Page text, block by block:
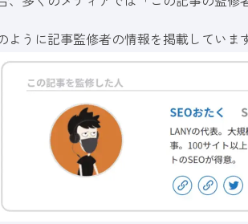
ように記事監修者の情報を掲載していま